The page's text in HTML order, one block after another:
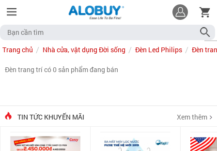
Trang chủ Nhà cửa, vật dụng Đời sống Đèn Led Philips Đèn
Đèn trang trí có 0 sản phẩm đang bán
TIN TỨC KHUYẾN MÃI Xem thêm